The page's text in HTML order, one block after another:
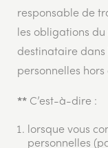
responsable de
les obligations
destinataire dans
personnelles hors
** C’est-à-dire :
lorsque vous
personnelles